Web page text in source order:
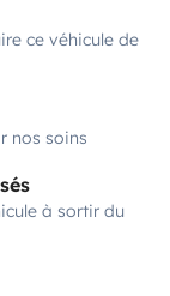
ce véhicule de
nos soins
à sortir du